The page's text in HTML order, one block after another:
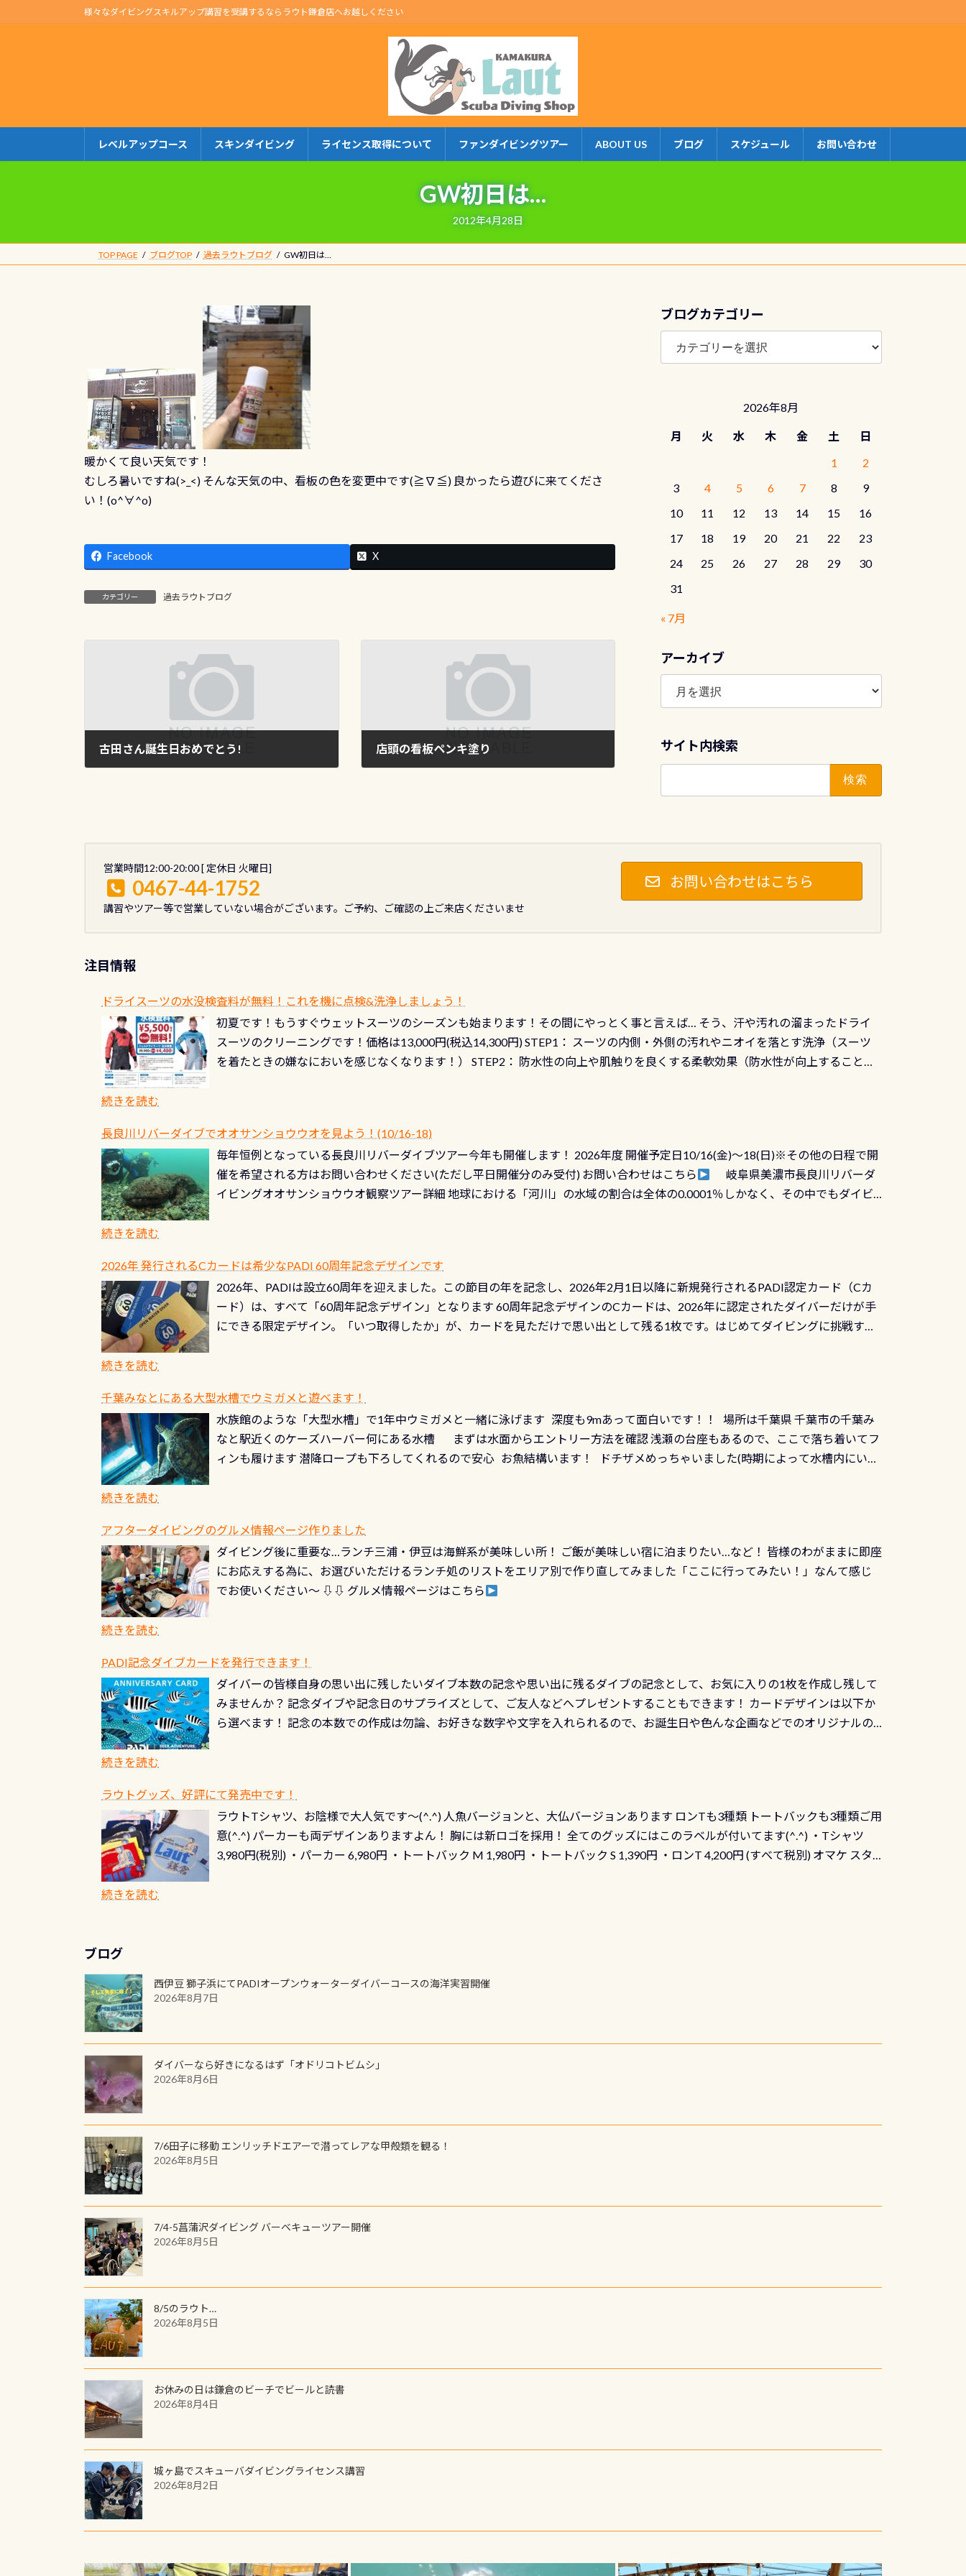
ン
キ
プ
ビ
に
動
様々なダイビングスキルアップ講習を受講するならラウト鎌倉店へお越しください
レベルアップコース スキンダイビング ライセンス取得について ファンダイビングツアー ABOUT US ブログ スケジュール お問い合わせ
GW初日は…
2012年4月28日
TOP PAGE ブログTOP 過去ラウトブログ GW初日は…
暖かくて良い天気です！
むしろ暑いですね(>_<) そんな天気の中、看板の色を変更中です(≧∇≦) 良かったら遊びに来てくださ
い！(o^∀^o)
Facebook X
カテゴリー 過去ラウトブログ
古田さん誕生日おめでとう! 店頭の看板ペンキ塗り
ブログカテゴリー
ブ
グ
2026年8月
月 火 水 木 金 土
日
1
2
3
4 5 6 7 8
9
10
11 12 13 14 15
16
17
18 19 20 21 22
23
24
25 26 27 28 29
30
31
« 7月
アーカイブ
ア
カ
ブ
サイト内検索
営業時間12:00-20:00 [ 定休日 火曜日]
0467-44-1752
講習やツアー等で営業していない場合がございます。ご予約、ご確認の上ご来店くださいませ
お問い合わせはこちら
注目情報
ドライスーツの水没検査料が無料！これを機に点検&洗浄しましょう！
初夏です！もうすぐウェットスーツのシーズンも始まります！その間にやっとく事と言えば… そう、汗や汚れの溜まったドライ
スーツのクリーニングです！価格は13,000円(税込14,300円) STEP1： スーツの内側・外側の汚れやニオイを落とす洗浄（スーツ
を着たときの嫌なにおいを感じなくなります！） STEP2： 防水性の向上や肌触りを良くする柔軟効果（防水性が向上することで
ル(穴)がないか確認冬になり、使い始めてから水漏れする…ってのは避けましょう！実際水につけて水検査して調べます ●給気バ
ルブのオーバーホール排気バルブは、ドライスーツクリーニングの際に行うのですが、空気を送り込む「給気バルブ」のオーバ
ーホールも非常に大切です BCDで言うと給気ボタンの点検と一緒な訳ですから、ボタンが潮噛みしてドライスーツに空気が入り
過ぎて急浮上…なんて事がないようにしっかり点検しましょう！まだした事がない方はこれを機会に是非やってください！！ ●
点検をする度に1行目の「水漏れ検査代」が5,500円掛かります そこで下記のキャンペーンを利用してみてはどうでしょうか？
8/31までの間に、ドライスーツの点検・オーバーホールを出して頂いた方は、上記の水検査料5,500円がなんと無料になります！
ドライスーツクリーニングだけでも出そうと思ってる方は、セットでこの水検査も出しましょう！そし続きを読む
続きを読む
長良川リバーダイブでオオサンショウウオを見よう！(10/16-18)
毎年恒例となっている長良川リバーダイブツアー今年も開催します！ 2026年度 開催予定日10/16(金)～18(日)※その他の日程で開
催を希望される方はお問い合わせください(ただし平日開催分のみ受付) お問い合わせはこちら
岐阜県美濃市長良川リバーダ
イビングオオサンショウウオ観察ツアー詳細 地球における「河川」の水域の割合は全体の0.0001％しかなく、その中でもダイビ
ませ 6月から10月の間で開催しております 長良川ってどんな川？ 長良川は日本三大清流(四万十川、柿田川)の１つに数えられ
る清流（水質汚染の少ない、または無い川のこと）で岐阜県の郡上市に始まり、美濃を経て伊勢湾に流れます1985年には環境省
の「名水100選」にまた2001年には「日本の水浴場88選」に全国で唯一河川で選ばれた清流です川にしては珍しく、水深が深い
ところでは12mほどあり十分ダイビングを楽しむことが出来ます 川原からのエントリーエキジットは正に大自然の中でのダイビ
ダウンカレントが発生している箇所などもあり、なかなか海では見られない光景です 透明度の良い川を数百メートルドリフトす
る(流される)のは快感です！ 特別天然記念物「オオサンショウウオ」が見れる 長良川ダイビング最大の見どころがこの特別天然
記念物の「オオサンショウウオ」です 大きなものでは体長1mを超える世界最大の両生類です個体数が少なくかなり貴重な生物で
すが、ここ長良川ではかなりの確立で見ることが出来ます特別天然記念物と言えば他には「 続きを読む
続きを読む
2026年 発行されるCカードは希少なPADI 60周年記念デザインです
2026年、PADIは設立60周年を迎えました。この節目の年を記念し、2026年2月1日以降に新規発行されるPADI認定カード（Cカ
ード）は、すべて「60周年記念デザイン」となります 60周年記念デザインのCカードは、2026年に認定されたダイバーだけが手
にできる限定デザイン。「いつ取得したか」が、カードを見ただけで思い出として残る1枚です。はじめてダイビングに挑戦する
終営業日までの発行分 【注意事項】※ PADI Freediver、Mermaid、EFR、TECなど特別プログラムの専用カードが発行されるもの
やオリジナルカード対象のディスティンクティブ・スペシャルティ、AWAREデザインカードを申し込みの方は対象外となりま
す。 ※ 2026年12月の認定でも、2027年1月以降に発行されるカードは通常デザインとなります ダイビングは、始めた「年」も
思い出になる ダイビングを始めるきっかけは人それぞれ。でも、「いつ始めたか」は、あとから振り返ると大切な思い出になり
も、ワクワクが続く60周年限定企画です。コースを修了されたら、ぜひ参加してみてくださいね 毎月60名様、年間720名様に
PADIグッズが当たるチャンス 受講したPADIダイブセンター／リゾートが用意したオリジナル景品が当たることも！ PADIデジタ
ルくじに参加する
続きを読む
千葉みなとにある大型水槽でウミガメと遊べます！
水族館のような「大型水槽」で1年中ウミガメと一緒に泳げます 深度も9mあって面白いです！！ 場所は千葉県 千葉市の千葉み
なと駅近くのケーズハーバー何にある水槽 まずは水面からエントリー方法を確認 浅瀬の台座もあるので、ここで落ち着いてフ
ィンも履けます 潜降ロープも下ろしてくれるので安心 お魚結構います！ ドチザメめっちゃいました(時期によって水槽内にいる
楽しみ頂けます 反対側の窓からも見ることが出来るので、付き添いの方とも記念撮影も出来ますよ スキンダイビングでも参加
できます！ かなり楽しめます是非ご参加ください！ 写真撮影の練習や、4時間たっぷり利用出来るので、普通に中性浮力の練習
にもなりますヨ 料金等、詳しくは 詳細はこちら
続きを読む
アフターダイビングのグルメ情報ページ作りました
ダイビング後に重要な…ランチ三浦・伊豆は海鮮系が美味しい所！ ご飯が美味しい宿に泊まりたい…など！ 皆様のわがままに即座
にお応えする為に、お選びいただけるランチ処のリストをエリア別で作り直してみました「ここに行ってみたい！」なんて感じ
でお使いください～ ⇩⇩ グルメ情報ページはこちら
続きを読む
PADI記念ダイブカードを発行できます！
ダイバーの皆様自身の思い出に残したいダイブ本数の記念や思い出に残るダイブの記念として、お気に入りの1枚を作成し残して
みませんか？ 記念ダイブや記念日のサプライズとして、ご友人などへプレゼントすることもできます！ カードデザインは以下か
ら選べます！ 記念の本数での作成は勿論、お好きな数字や文字を入れられるので、お誕生日や色んな企画などでのオリジナルの
続きを読む
ラウトグッズ、好評にて発売中です！
ラウトTシャツ、お陰様で大人気です～(^.^) 人魚バージョンと、大仏バージョンあります ロンTも3種類 トートバックも3種類ご用
意(^.^) パーカーも両デザインありますよん！ 胸には新ロゴを採用！ 全てのグッズにはこのラベルが付いてます(^.^) ・Tシャツ
3,980円(税別) ・パーカー 6,980円 ・トートバック M 1,980円 ・トートバック S 1,390円 ・ロンT 4,200円 (すべて税別) オマケ スタ
続きを読む
ブログ
西伊豆 獅子浜にてPADIオープンウォーターダイバーコースの海洋実習開催
2026年8月7日
ダイバーなら好きになるはず「オドリコトビムシ」
2026年8月6日
7/6田子に移動 エンリッチドエアーで潜ってレアな甲殻類を観る！
2026年8月5日
7/4-5菖蒲沢ダイビング バーベキューツアー開催
2026年8月5日
8/5のラウト…
2026年8月5日
お休みの日は鎌倉のビーチでビールと読書
2026年8月4日
城ヶ島でスキューバダイビングライセンス講習
2026年8月2日